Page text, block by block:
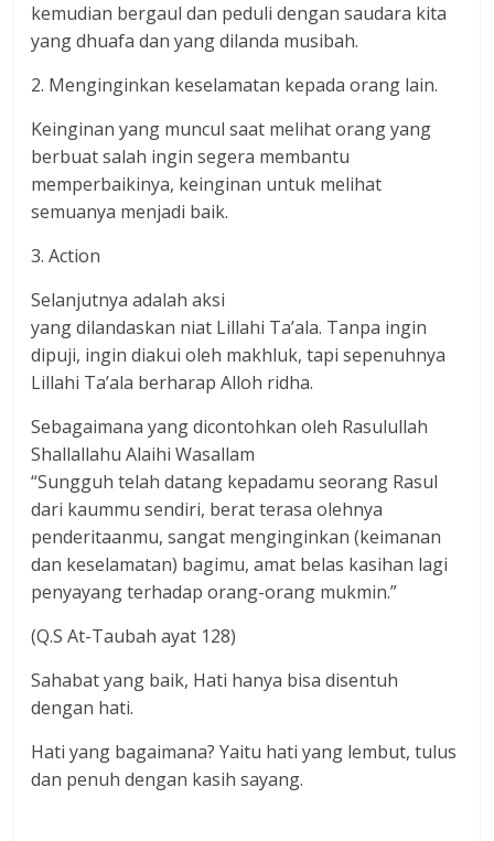
kemudian bergaul dan peduli dengan saudara kita
yang dhuafa dan yang dilanda musibah.
2. Menginginkan keselamatan kepada orang lain.
Keinginan yang muncul saat melihat orang yang
berbuat salah ingin segera membantu
memperbaikinya, keinginan untuk melihat
semuanya menjadi baik.
3. Action
Selanjutnya adalah aksi
yang dilandaskan niat Lillahi Ta’ala. Tanpa ingin
dipuji, ingin diakui oleh makhluk, tapi sepenuhnya
Lillahi Ta’ala berharap Alloh ridha.
Sebagaimana yang dicontohkan oleh Rasulullah
Shallallahu Alaihi Wasallam
“Sungguh telah datang kepadamu seorang Rasul
dari kaummu sendiri, berat terasa olehnya
penderitaanmu, sangat menginginkan (keimanan
dan keselamatan) bagimu, amat belas kasihan lagi
penyayang terhadap orang-orang mukmin.”
(Q.S At-Taubah ayat 128)
Sahabat yang baik, Hati hanya bisa disentuh
dengan hati.
Hati yang bagaimana? Yaitu hati yang lembut, tulus
dan penuh dengan kasih sayang.